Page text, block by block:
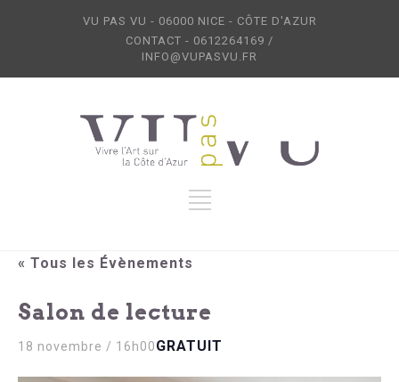
VU PAS VU - 06000 NICE - CÔTE D'AZUR
CONTACT - 0612264169 /
INFO@VUPASVU.FR
« Tous les Évènements
Salon de lecture
18 novembre / 16h00GRATUIT